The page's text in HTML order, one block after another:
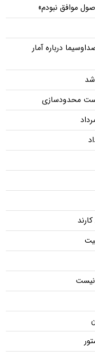
موافق نبودم»
درباره آمار
محدودسازی
نیست